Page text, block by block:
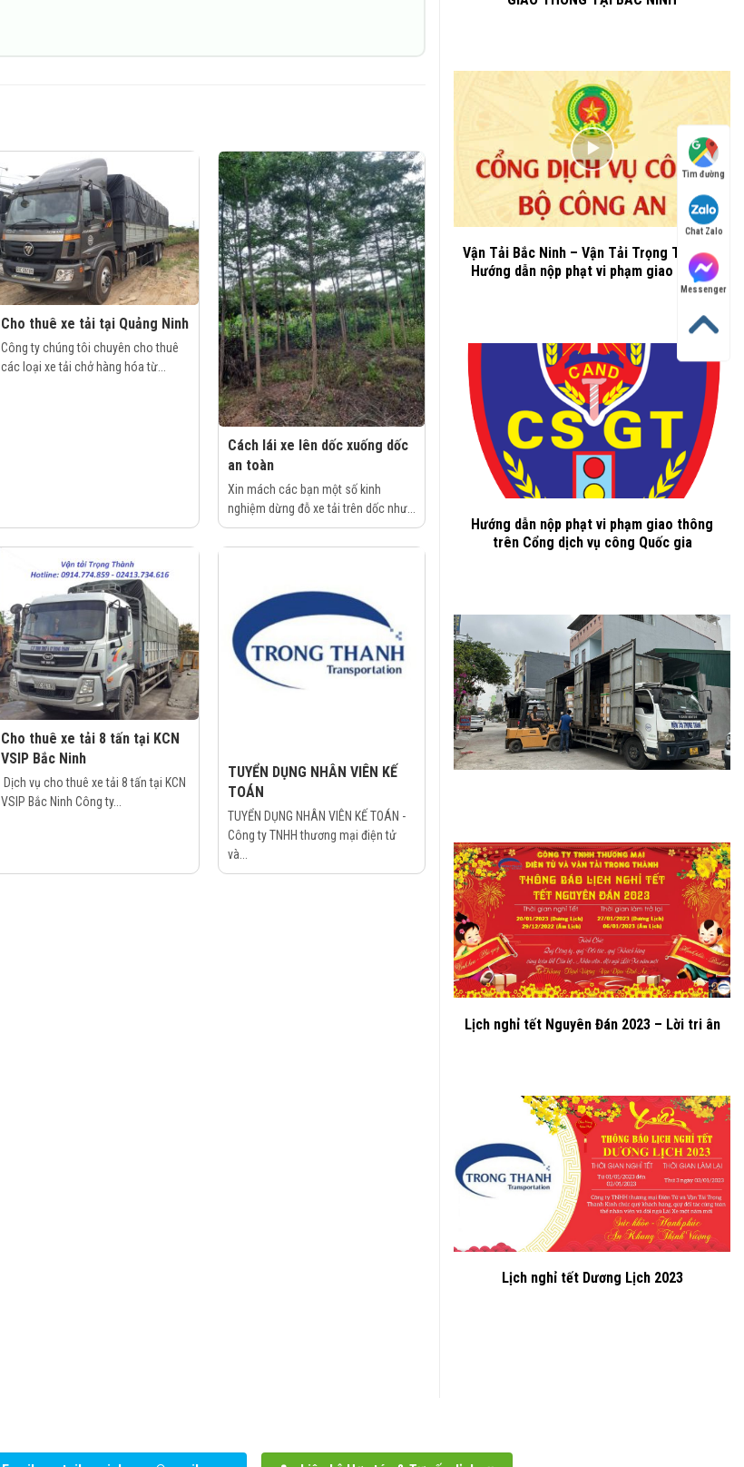
Cho thuê xe tải tại Quảng Ninh
Công ty chúng tôi chuyên cho thuê
các loại xe tải chở hàng hóa từ...
Cách lái xe lên dốc xuống dốc
an toàn
Xin mách các bạn một số kinh
nghiệm dừng đỗ xe tải trên dốc như...
Cho thuê xe tải 8 tấn tại KCN
VSIP Bắc Ninh
Dịch vụ cho thuê xe tải 8 tấn tại KCN
VSIP Bắc Ninh Công ty...
TUYỂN DỤNG NHÂN VIÊN KẾ
TOÁN
TUYỂN DỤNG NHÂN VIÊN KẾ TOÁN -
Công ty TNHH thương mại điện tử
và...
Vận Tải Bắc Ninh – Vận Tải Trọng Thành –
Hướng dẫn nộp phạt vi phạm giao thông
Hướng dẫn nộp phạt vi phạm giao thông
trên Cổng dịch vụ công Quốc gia
Lịch nghỉ tết Nguyên Đán 2023 – Lời tri ân
Lịch nghỉ tết Dương Lịch 2023
Tìm đường
Chat Zalo
Messenger